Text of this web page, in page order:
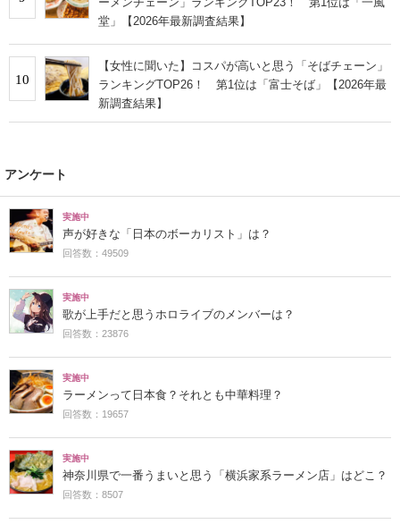
堂」【2026年最新調査結果】
10
【女性に聞いた】コスパが高いと思う「そばチェーン」
ランキングTOP26！ 第1位は「富士そば」【2026年最
新調査結果】
アンケート
実施中
声が好きな「日本のボーカリスト」は？
回答数：49509
実施中
歌が上手だと思うホロライブのメンバーは？
回答数：23876
実施中
ラーメンって日本食？それとも中華料理？
回答数：19657
実施中
神奈川県で一番うまいと思う「横浜家系ラーメン店」はどこ？
回答数：8507